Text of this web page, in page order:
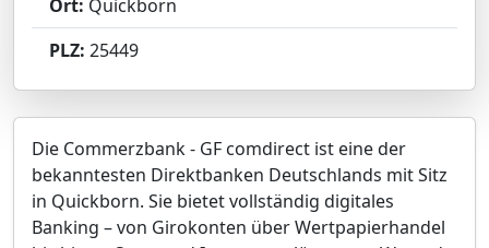
Ort: Quickborn
PLZ: 25449
Die Commerzbank - GF comdirect ist eine der
bekanntesten Direktbanken Deutschlands mit Sitz
in Quickborn. Sie bietet vollständig digitales
Banking – von Girokonten über Wertpapierhandel